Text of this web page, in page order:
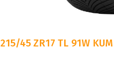
215/45 ZR17 TL 91W